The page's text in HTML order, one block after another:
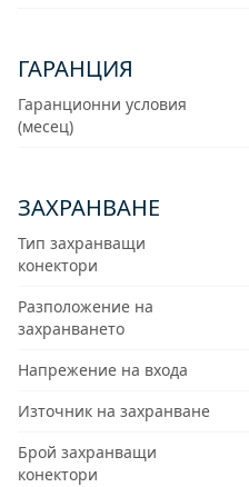
ГАРАНЦИЯ
Гаранционни условия
(месец)
ЗАХРАНВАНЕ
Тип захранващи
конектори
Разположение на
захранването
Напрежение на входа
Източник на захранване
Брой захранващи
конектори